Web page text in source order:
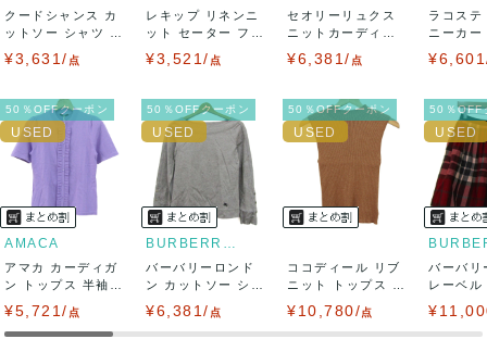
品を求められる方は御購入をお控えください。
また商品には細心の注意をはらっておりますが、何かござい
ましたら、レビュー記載前に必ずコメント欄よりご連絡お願
い致します。対応できることがあれば、誠意をもって対応致
します。
また並行輸入品もございますので、真贋方法などお答えでき
ない場合もございます。
万が一、購入後に偽造品等が発覚しましたら、返品・返金に
クードシャンス カ
ットソー シャツ 半
¥3,631/ 点
レキップ リネンニ
ット セーター フレ
¥3,521/ 点
セオリーリュクス
ニットカーディガ
¥6,381/ 点
ラコステ
ニーカ
50％OFFクーポン
AMACA
アマカ カーディガ
ン トップス 半袖
¥5,721/ 点
50％OFFクーポン
BURBERRY LONDON
バーバリーロンド
ン カットソー シャ
¥6,381/ 点
50％OFFクーポン
ココディール リブ
ニット トップス ノ
¥10,780/点
50％OFF
バーバリ
レーベル